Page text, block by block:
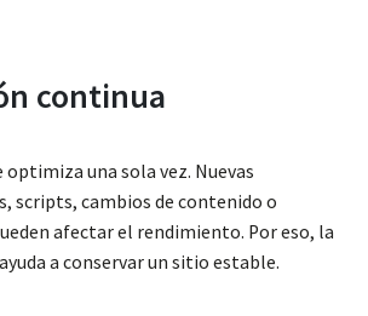
continua
optimiza una sola vez. Nuevas
scripts, cambios de contenido o
afectar el rendimiento. Por eso, la
a conservar un sitio estable.